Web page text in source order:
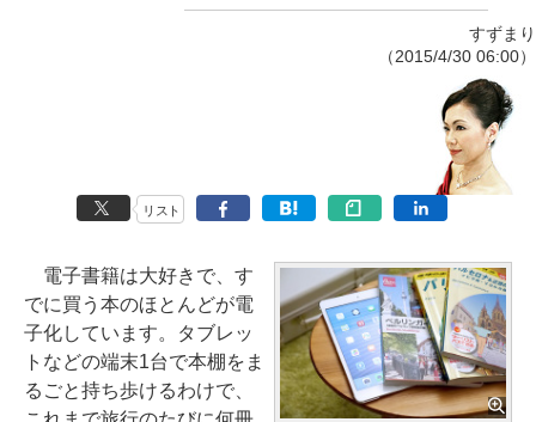
すずまり
（2015/4/30 06:00）
リスト
電子書籍は大好きで、す
でに買う本のほとんどが電
子化しています。タブレッ
トなどの端末1台で本棚をま
るごと持ち歩けるわけで、